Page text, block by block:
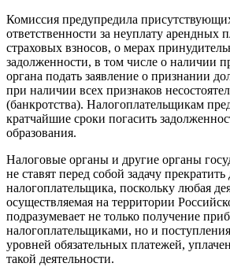
Комиссия предупредила
ответственности за неуплату арендных
страховых взносов, о мерах
задолженности, в том числе о наличии
органа подать заявление о признании
при наличии всех признаков
(банкротства). Налогоплательщикам
кратчайшие сроки погасить
образования.
Налоговые органы и другие органы
не ставят перед собой задачу прекратить
налогоплательщика, поскольку любая
осуществляемая на территории
подразумевает не только получение
налогоплательщиками, но и
уровней обязательных платежей,
такой деятельности.